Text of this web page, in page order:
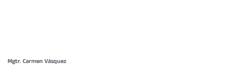
Mgtr. Carmen Vásquez